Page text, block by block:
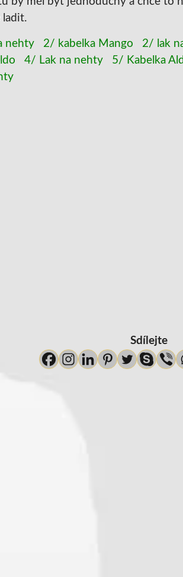
ladit.
nehty 2/ kabelka Mango 2/ lak
4/ Lak na nehty 5/ Kabelka
Sdílejte